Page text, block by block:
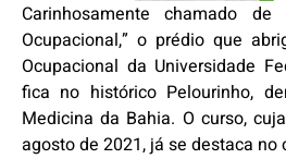
Carinhosamente chamado de
Ocupacional,” o prédio que
Ocupacional da Universidade
fica no histórico Pelourinho,
Medicina da Bahia. O curso,
agosto de 2021, já se destaca no